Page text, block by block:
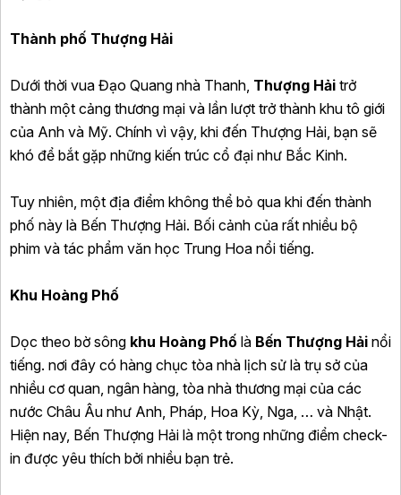
Thành phố Thượng Hải
Dưới thời vua Đạo Quang nhà Thanh, Thượng Hải trở
thành một cảng thương mại và lần lượt trở thành khu tô giới
của Anh và Mỹ. Chính vì vậy, khi đến Thượng Hải, bạn sẽ
khó để bắt gặp những kiến trúc cổ đại như Bắc Kinh.
Tuy nhiên, một địa điểm không thể bỏ qua khi đến thành
phố này là Bến Thượng Hải. Bối cảnh của rất nhiều bộ
phim và tác phẩm văn học Trung Hoa nổi tiếng.
Khu Hoàng Phố
Dọc theo bờ sông khu Hoàng Phố là Bến Thượng Hải nổi
tiếng. nơi đây có hàng chục tòa nhà lịch sử là trụ sở của
nhiều cơ quan, ngân hàng, tòa nhà thương mại của các
nước Châu Âu như Anh, Pháp, Hoa Kỳ, Nga, … và Nhật.
Hiện nay, Bến Thượng Hải là một trong những điểm check-
in được yêu thích bởi nhiều bạn trẻ.